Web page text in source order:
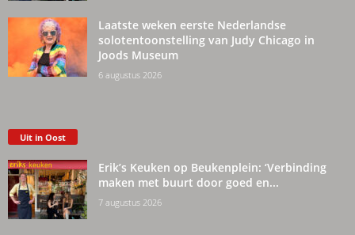
Laatste weken eerste Nederlandse
solotentoonstelling van Judy Chicago in
Joods Museum
6 augustus 2026
Uit in Oost
Erik’s Keuken op Beukenplein: ‘Verbinding
maken met buurt door goed en...
7 augustus 2026